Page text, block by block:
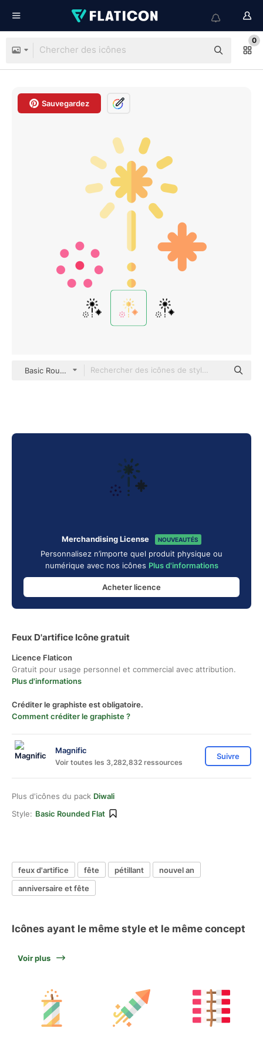
0
Sauvegardez
Basic Rounded Flat
Merchandising License NOUVEAUTÉS
Personnalisez n’importe quel produit physique ou
numérique avec nos icônes Plus d'informations
Acheter licence
Feux D'artifice Icône gratuit
Licence Flaticon
Gratuit pour usage personnel et commercial avec attribution.
Plus d'informations
Créditer le graphiste est obligatoire.
Comment créditer le graphiste ?
Magnific
Voir toutes les 3,282,832 ressources
Suivre
Plus d'icônes du pack Diwali
Style: Basic Rounded Flat
feux d'artifice fête pétillant
nouvel an
anniversaire et fête
Icônes ayant le même style et le même concept
Voir plus